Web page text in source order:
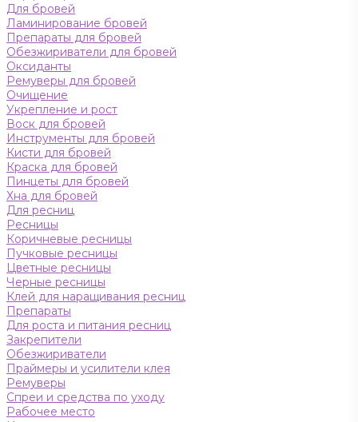
Для бровей
Ламинирование бровей
Препараты для бровей
Обезжириватели для бровей
Оксиданты
Ремуверы для бровей
Очищение
Укрепление и рост
Воск для бровей
Инструменты для бровей
Кисти для бровей
Краска для бровей
Пинцеты для бровей
Хна для бровей
Для ресниц
Ресницы
Коричневые ресницы
Пучковые ресницы
Цветные ресницы
Черные ресницы
Клей для наращивания ресниц
Препараты
Для роста и питания ресниц
Закрепители
Обезжириватели
Праймеры и усилители клея
Ремуверы
Спреи и средства по уходу
Рабочее место